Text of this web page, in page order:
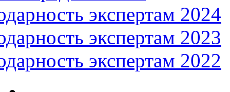
экспертам 2024
экспертам 2023
экспертам 2022